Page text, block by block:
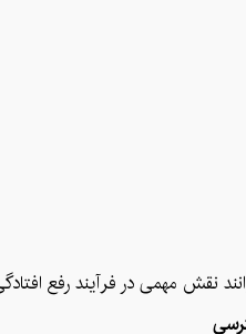
نقش مهمی در فرآیند رفع